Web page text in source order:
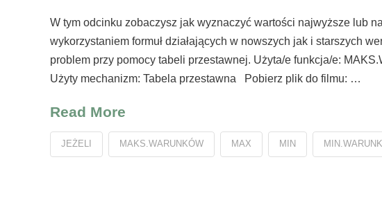
W tym odcinku zobaczysz jak wyznaczyć wartości najwyższe lub
wykorzystaniem formuł działających w nowszych jak i starszych
problem przy pomocy tabeli przestawnej. Użyta/e funkcja/e:
Użyty mechanizm: Tabela przestawna Pobierz plik do filmu: …
Read More
JEŻELI MAKS.WARUNKÓW MAX MIN